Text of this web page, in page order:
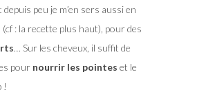
depuis peu je m’en sers aussi en
(cf : la recette plus haut), pour des
… Sur les cheveux, il suffit de
pournourrir les pointes et le
!